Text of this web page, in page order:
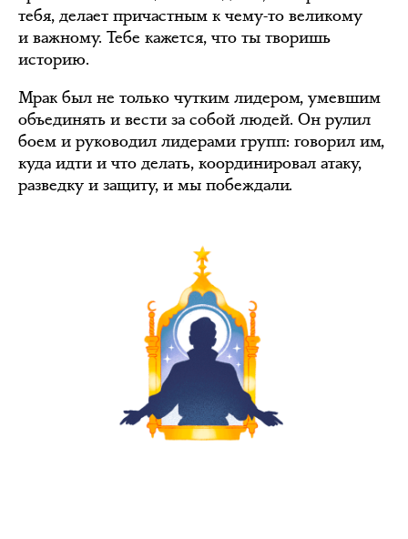
тебя, делает причастным к чему-то великому
и важному. Тебе кажется, что ты творишь
историю.
Мрак был не только чутким лидером, умевшим
объединять и вести за собой людей. Он рулил
боем и руководил лидерами групп: говорил им,
куда идти и что делать, координировал атаку,
разведку и защиту, и мы побеждали.